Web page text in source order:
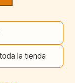
la tienda